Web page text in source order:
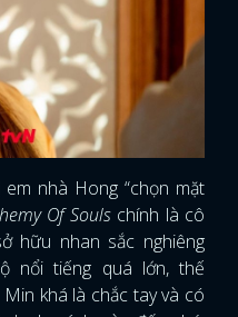
nhà Hong “chọn mặt
Of Souls chính là cô
hữu nhan sắc nghiêng
nổi tiếng quá lớn, thế
khá là chắc tay và có